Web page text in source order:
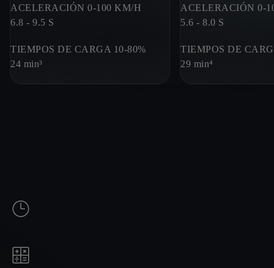
ACELERACIÓN 0-100 KM/H
6.8 - 9.5 S
TIEMPOS DE CARGA 10-80%
24 min³
ACELERACIÓN 0-
5.6 - 8.0 S
TIEMPOS DE
29 min⁴